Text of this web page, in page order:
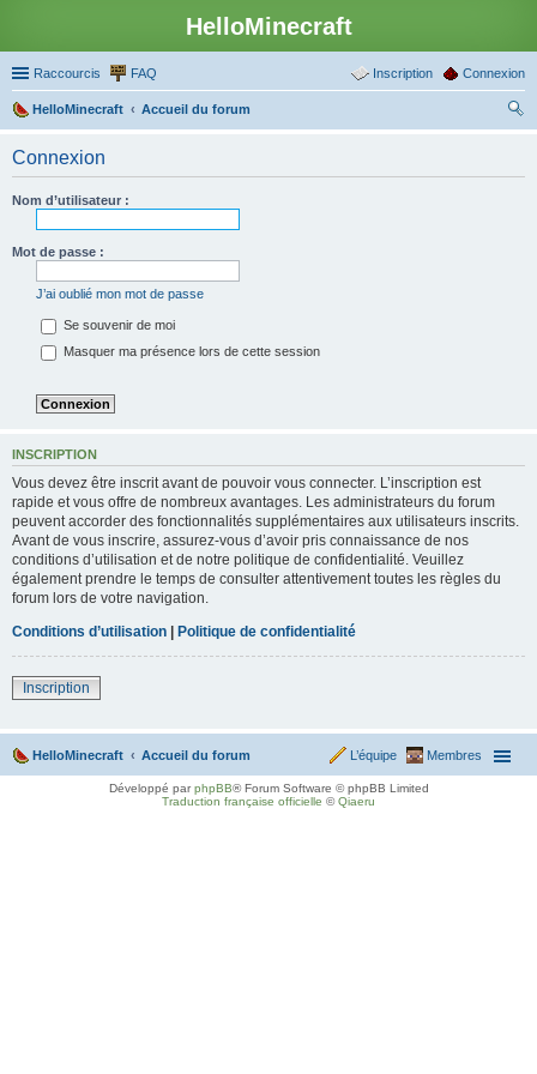
HelloMinecraft
Raccourcis FAQ Connexion
Inscription
HelloMinecraft
Accueil du forum
Connexion
Nom d’utilisateur :
Mot de passe :
J’ai oublié mon mot de passe
Se souvenir de moi
Masquer ma présence lors de cette session
INSCRIPTION
Vous devez être inscrit avant de pouvoir vous connecter. L’inscription est
rapide et vous offre de nombreux avantages. Les administrateurs du forum
peuvent accorder des fonctionnalités supplémentaires aux utilisateurs inscrits.
Avant de vous inscrire, assurez-vous d’avoir pris connaissance de nos
conditions d’utilisation et de notre politique de confidentialité. Veuillez
également prendre le temps de consulter attentivement toutes les règles du
forum lors de votre navigation.
Conditions d’utilisation | Politique de confidentialité
Inscription
HelloMinecraft Accueil du forum Membres
L’équipe
Développé parphpBB® Forum Software © phpBB Limited
Traduction française officielle ©Qiaeru